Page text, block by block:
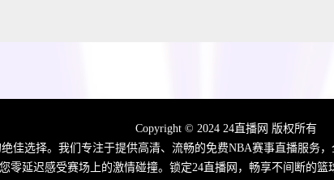
Copyright © 2024 24直播网 版权所有
绝佳选择。我们专注于提供高清、流畅的免费NBA赛事直播服务
零延迟感受赛场上的激情碰撞。锁定24直播网，畅享不间断的篮